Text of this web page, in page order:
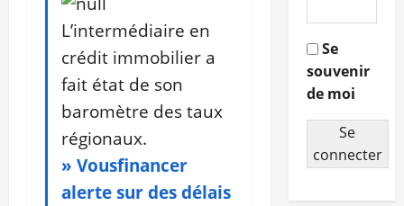
L’intermédiaire en
crédit immobilier a
fait état de son
baromètre des taux
régionaux.
» Vousfinancer
alerte sur des délais
Se
souvenir
de moi
Se
connecter